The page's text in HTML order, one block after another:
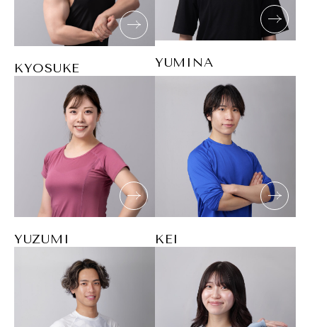
KYOSUKE YUMINA
YUZUMI KEI